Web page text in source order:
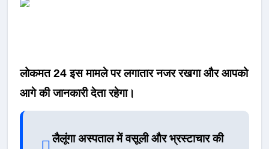
लोकमत 24 इस मामले पर लगातार नजर रखगा और आपको
आगे की जानकारी देता रहेगा।
लैलूंगा अस्पताल में वसूली और भ्रस्टाचार की